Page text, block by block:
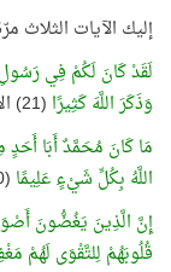
إليك الآيات الثلاث
لَقَدْ كَانَ لَكُمْ فِي رَسُولِ
وَذَكَرَ اللَّهَ كَثِيرًا (21) الأحزاب
مَا كَانَ مُحَمَّدٌ أَبَا أَحَدٍ
اللَّهُ بِكُلِّ شَيْءٍ عَلِيمًا (40) الأحزاب
إِنَّ الَّذِينَ يَغُضُّونَ
قُلُوبَهُمْ لِلتَّقْوَى لَهُمْ